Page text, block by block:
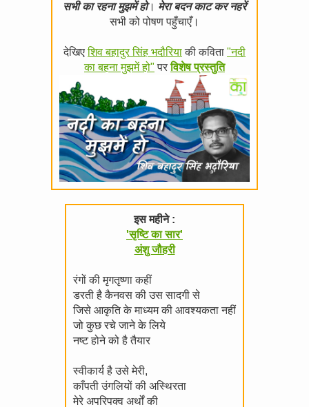
सभी का रहना मुझमें हो। मेरा बदन काट कर नहरें
सभी को पोषण पहुँचाएँ।
देखिएशिव बहादुर सिंह भदौरियाकी कविता "नदी
का बहना मुझमें हो" परविशेष प्रस्तुति
इस महीने :
'सृष्टि का सार'
अंशु जौहरी
रंगों की मृगतृष्णा कहीं
डरती है कैनवस की उस सादगी से
जिसे आकृति के माध्यम की आवश्यकता नहीं
जो कुछ रचे जाने के लिये
नष्ट होने को है तैयार
स्वीकार्य है उसे मेरी,
काँपती उंगलियों की अस्थिरता
मेरे अपरिपक्व अर्थों की